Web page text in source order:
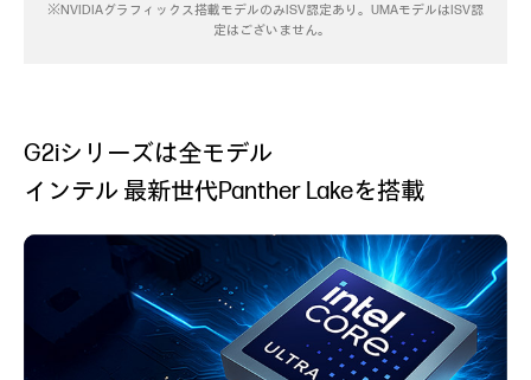
※NVIDIAグラフィックス搭載モデルのみISV認定あり。UMAモデルはISV認
定はございません。
G2iシリーズは全モデル
インテル 最新世代Panther Lakeを搭載